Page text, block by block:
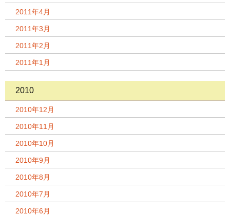
2011年4月
2011年3月
2011年2月
2011年1月
2010
2010年12月
2010年11月
2010年10月
2010年9月
2010年8月
2010年7月
2010年6月